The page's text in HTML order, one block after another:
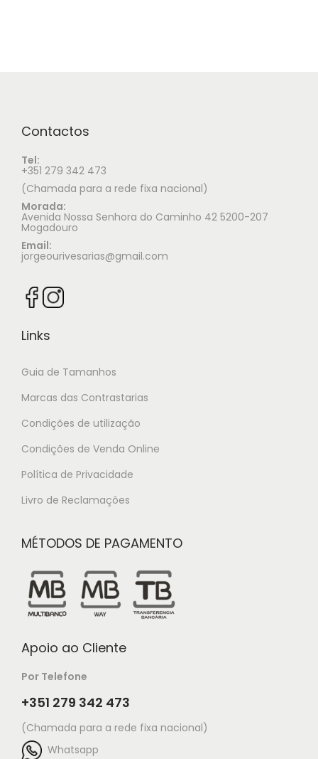
Contactos
Tel:
+351 279 342 473
(Chamada para a rede fixa nacional)
Morada:
Avenida Nossa Senhora do Caminho 42 5200-207
Mogadouro
Email:
jorgeourivesarias@gmail.com
Links
Guia de Tamanhos
Marcas das Contrastarias
Condições de utilização
Condições de Venda Online
Política de Privacidade
Livro de Reclamações
MÉTODOS DE PAGAMENTO
Apoio ao Cliente
Por Telefone
+351 279 342 473
(Chamada para a rede fixa nacional)
Whatsapp